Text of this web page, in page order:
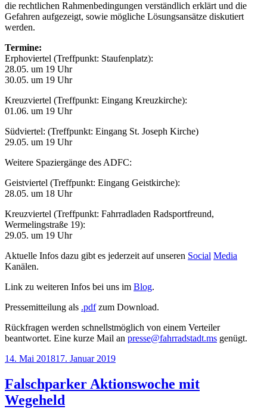
die rechtlichen Rahmenbedingungen verständlich erklärt und die
Gefahren aufgezeigt, sowie mögliche Lösungsansätze diskutiert
werden.
Termine:
Erphoviertel (Treffpunkt: Staufenplatz):
28.05. um 19 Uhr
30.05. um 19 Uhr
Kreuzviertel (Treffpunkt: Eingang Kreuzkirche):
01.06. um 19 Uhr
Südviertel: (Treffpunkt: Eingang St. Joseph Kirche)
29.05. um 19 Uhr
Weitere Spaziergänge des ADFC:
Geistviertel (Treffpunkt: Eingang Geistkirche):
28.05. um 18 Uhr
Kreuzviertel (Treffpunkt: Fahrradladen Radsportfreund,
Wermelingstraße 19):
29.05. um 19 Uhr
Aktuelle Infos dazu gibt es jederzeit auf unseren Social Media
Kanälen.
Link zu weiteren Infos bei uns im Blog.
Pressemitteilung als .pdfzum Download.
Rückfragen werden schnellstmöglich von einem Verteiler
beantwortet. Eine kurze Mail an presse@fahrradstadt.ms genügt.
Veröffentlicht
14. Mai 201817. Januar 2019
Falschparker Aktionswoche mit
Wegeheld